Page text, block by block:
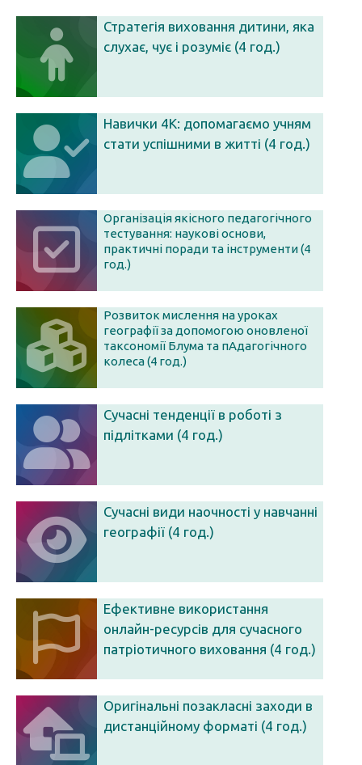
Стратегія виховання дитини, яка
слухає, чує і розуміє (4 год.)
Навички 4К: допомагаємо учням
стати успішними в житті (4 год.)
Організація якісного педагогічного
тестування: наукові основи,
практичні поради та інструменти (4
год.)
Розвиток мислення на уроках
географії за допомогою оновленої
таксономії Блума та пАдагогічного
колеса (4 год.)
Сучасні тенденції в роботі з
підлітками (4 год.)
Сучасні види наочності у навчанні
географії (4 год.)
Ефективне використання
онлайн-ресурсів для сучасного
патріотичного виховання (4 год.)
Оригінальні позакласні заходи в
дистанційному форматі (4 год.)